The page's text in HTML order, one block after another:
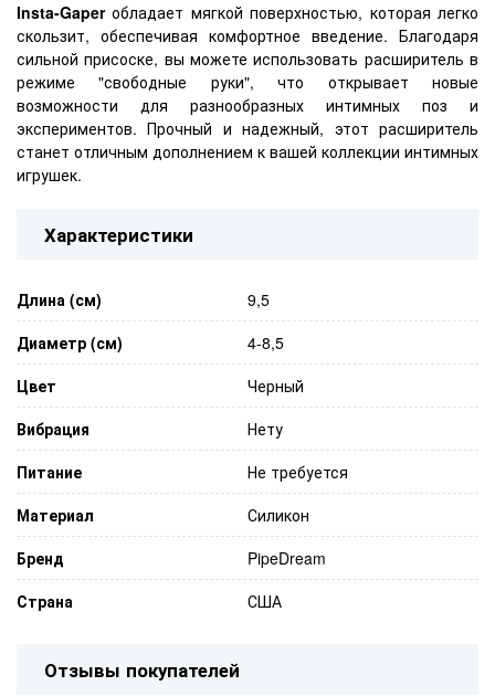
Insta-Gaperобладает мягкой поверхностью, которая легко
скользит, обеспечивая комфортное введение. Благодаря
сильной присоске, вы можете использовать расширитель в
режиме "свободные руки", что открывает новые
возможности для разнообразных интимных поз и
экспериментов. Прочный и надежный, этот расширитель
станет отличным дополнением к вашей коллекции интимных
игрушек.
Характеристики
Длина (см)
9,5
Диаметр (см)
4-8,5
Цвет
Черный
Вибрация
Нету
Питание
Не требуется
Материал
Силикон
Бренд
PipeDream
Страна
США
Отзывы покупателей